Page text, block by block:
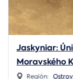
Jaskyniar:
Moravského
Región: